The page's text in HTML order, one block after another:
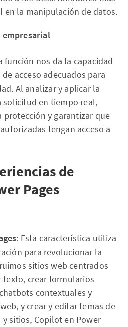
la manipulación de datos.
empresarial
función nos da la capacidad
acceso adecuados para
Al analizar y aplicar la
solicitud en tiempo real,
protección y garantizar que
tengan acceso a
de
Pages
: Esta característica utiliza
para revolucionar la
sitios web centrados
texto, crear formularios
contextuales y
y crear y editar temas de
sitios, Copilot en Power